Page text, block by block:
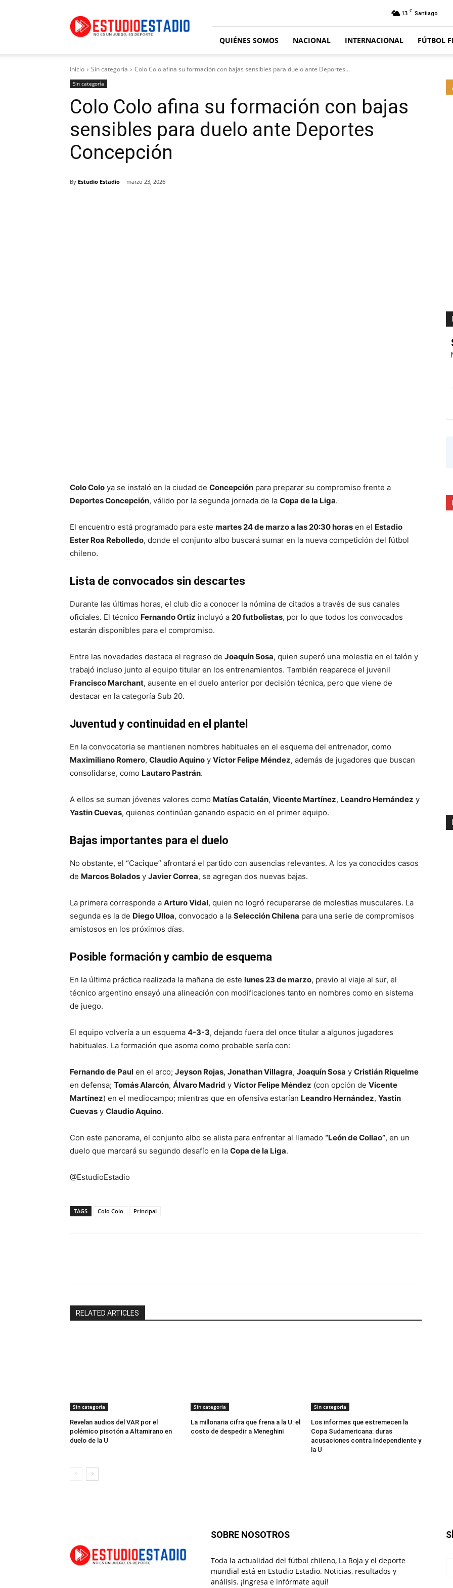
Estadio
13 C Santiago
QUIÉNES SOMOS NACIONAL INTERNACIONAL FÚTBOL
Inicio Sin categoría Colo Colo afina su formación con bajas sensibles para duelo ante Deportes...
Sin categoría
Colo Colo afina su formación con bajas
sensibles para duelo ante Deportes
Concepción
By Estudio Estadio marzo 23, 2026
Colo Colo ya se instaló en la ciudad de Concepción para preparar su compromiso frente a
Deportes Concepción, válido por la segunda jornada de la Copa de la Liga.
El encuentro está programado para este martes 24 de marzo a las 20:30 horas en el Estadio
Ester Roa Rebolledo, donde el conjunto albo buscará sumar en la nueva competición del fútbol
chileno.
Lista de convocados sin descartes
Durante las últimas horas, el club dio a conocer la nómina de citados a través de sus canales
oficiales. El técnico Fernando Ortiz incluyó a 20 futbolistas, por lo que todos los convocados
estarán disponibles para el compromiso.
Entre las novedades destaca el regreso de Joaquín Sosa, quien superó una molestia en el talón y
trabajó incluso junto al equipo titular en los entrenamientos. También reaparece el juvenil
Francisco Marchant, ausente en el duelo anterior por decisión técnica, pero que viene de
destacar en la categoría Sub 20.
Juventud y continuidad en el plantel
En la convocatoria se mantienen nombres habituales en el esquema del entrenador, como
Maximiliano Romero, Claudio Aquino y Víctor Felipe Méndez, además de jugadores que buscan
consolidarse, como Lautaro Pastrán.
A ellos se suman jóvenes valores como Matías Catalán, Vicente Martínez, Leandro Hernández y
Yastin Cuevas, quienes continúan ganando espacio en el primer equipo.
Bajas importantes para el duelo
No obstante, el “Cacique” afrontará el partido con ausencias relevantes. A los ya conocidos casos
de Marcos Bolados y Javier Correa, se agregan dos nuevas bajas.
La primera corresponde a Arturo Vidal, quien no logró recuperarse de molestias musculares. La
segunda es la de Diego Ulloa, convocado a la Selección Chilena para una serie de compromisos
amistosos en los próximos días.
Posible formación y cambio de esquema
En la última práctica realizada la mañana de este lunes 23 de marzo, previo al viaje al sur, el
técnico argentino ensayó una alineación con modificaciones tanto en nombres como en sistema
de juego.
El equipo volvería a un esquema 4-3-3, dejando fuera del once titular a algunos jugadores
habituales. La formación que asoma como probable sería con:
Fernando de Paul en el arco; Jeyson Rojas, Jonathan Villagra, Joaquín Sosa y Cristián Riquelme
en defensa; Tomás Alarcón, Álvaro Madrid y Víctor Felipe Méndez (con opción de Vicente
Martínez) en el mediocampo; mientras que en ofensiva estarían Leandro Hernández, Yastin
Cuevas y Claudio Aquino.
Con este panorama, el conjunto albo se alista para enfrentar al llamado “León de Collao”, en un
duelo que marcará su segundo desafío en la Copa de la Liga.
@EstudioEstadio
TAGS Colo Colo Principal
RELATED ARTICLES
Sin categoría
Revelan audios del VAR por el
polémico pisotón a Altamirano en
duelo de la U
Sin categoría
La millonaria cifra que frena a la U: el
costo de despedir a Meneghini
Sin categoría
Los informes que estremecen la
Copa Sudamericana: duras
acusaciones contra Independiente y
la U
SOBRE NOSOTROS
Toda la actualidad del fútbol chileno, La Roja y el deporte
mundial está en Estudio Estadio. Noticias, resultados y
análisis. ¡Ingresa e infórmate aquí!